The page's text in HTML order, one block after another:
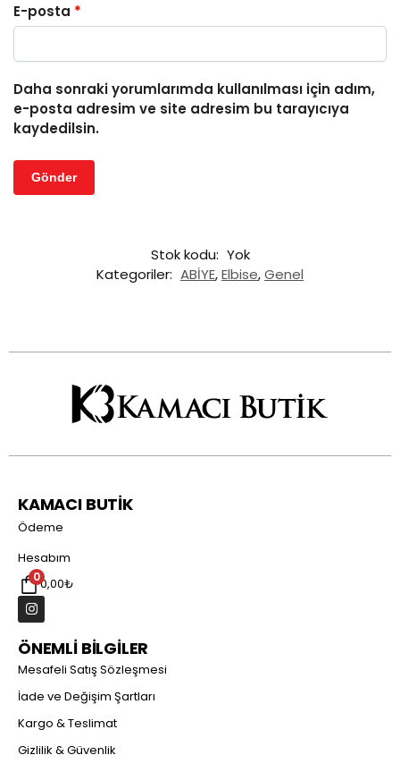
E-posta *
Daha sonraki yorumlarımda kullanılması için adım,
e-posta adresim ve site adresim bu tarayıcıya
kaydedilsin.
Stok kodu: Yok
Kategoriler: ABİYE,Elbise,Genel
KAMACI BUTİK
Ödeme
Hesabım
00,00₺
ÖNEMLİ BİLGİLER
Mesafeli Satış Sözleşmesi
İade ve Değişim Şartları
Kargo & Teslimat
Gizlilik & Güvenlik